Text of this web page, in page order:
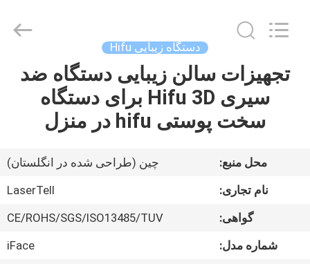
صفحه
اصلی
درباره
دستگاه زیبایی Hifu
تجهیزات سالن زیبایی دستگاه ضد
سیری Hifu 3D برای دستگاه
سخت پوستی hifu در منزل
محل منبع:
چین (طراحی شده در انگلستان)
نام تجاری:
LaserTell
گواهی:
CE/ROHS/SGS/ISO13485/TUV
شماره مدل:
iFace